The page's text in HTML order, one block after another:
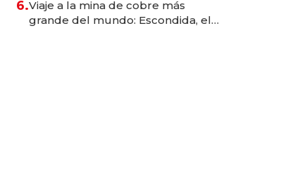
6.Viaje a la mina de cobre más
grande del mundo: Escondida, el